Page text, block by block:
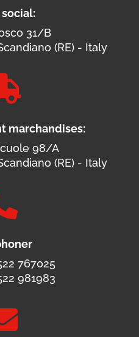
31/B
(RE) - Italy
marchandises:
98/A
(RE) - Italy
767025
981983